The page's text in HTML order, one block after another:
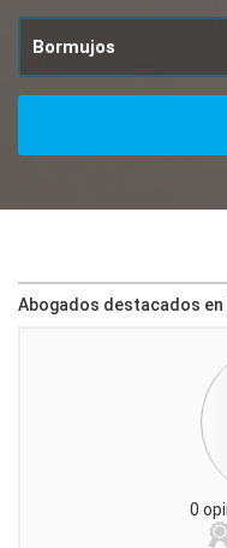
Abogados destacados en
0